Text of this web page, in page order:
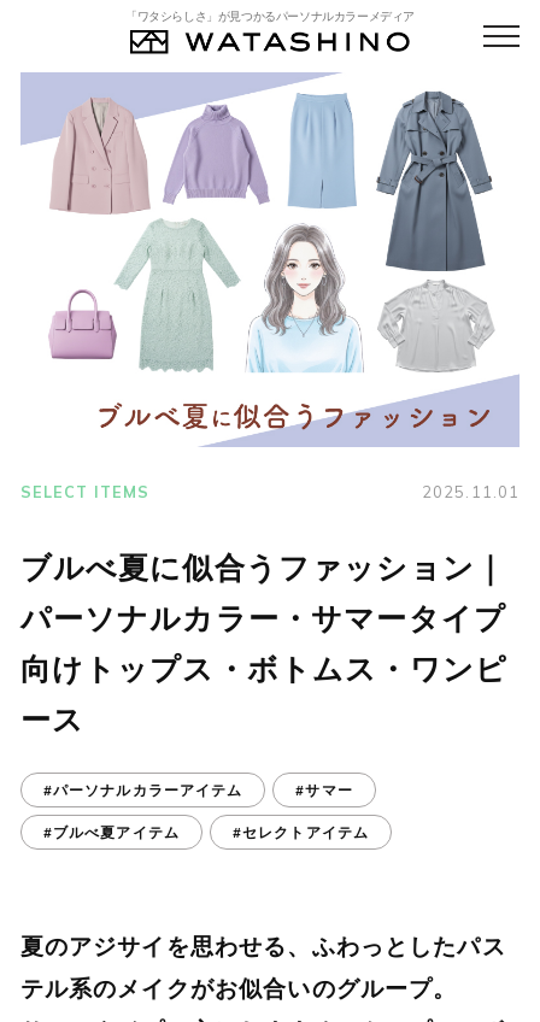
「ワタシらしさ」が見つかるパーソナルカラーメディア
SELECT ITEMS 2025.11.01
ブルべ夏に似合うファッション｜
パーソナルカラー・サマータイプ
向けトップス・ボトムス・ワンピ
ース
#パーソナルカラーアイテム #サマー
#ブルべ夏アイテム #セレクトアイテム
夏のアジサイを思わせる、ふわっとしたパス
テル系のメイクがお似合いのグループ。